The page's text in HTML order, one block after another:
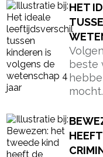
HET
beste